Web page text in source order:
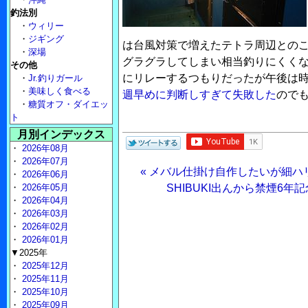
は台風対策で増えたテトラ周辺との
グラグラしてしまい相当釣りにくく
にリレーするつもりだったが午後は
週早めに判断しすぎて失敗したので
« メバル仕掛け自作したいが細
SHIBUKI出んから禁煙6年
釣法別
・ ウィリー
・ ジギング
・ 深場
その他
・ Jr.釣りガール
・ 美味しく食べる
・ 糖質オフ・ダイエッ
ト
月別インデックス
・ 2026年08月
・ 2026年07月
・ 2026年06月
・ 2026年05月
・ 2026年04月
・ 2026年03月
・ 2026年02月
・ 2026年01月
▼2025年
・ 2025年12月
・ 2025年11月
・ 2025年10月
・ 2025年09月